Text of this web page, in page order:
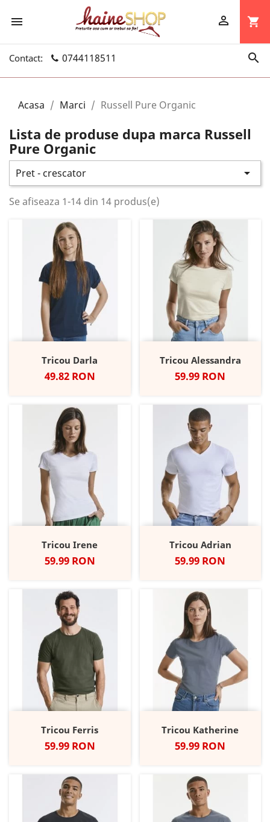
 shopping_cart

Contact: 0744118511 
Acasa Marci Russell Pure Organic
Lista de produse dupa marca Russell
Pure Organic
Pret - crescator 
Se afiseaza 1-14 din 14 produs(e)
Tricou Darla
Pret
49.82 RON
Tricou Alessandra
Pret
59.99 RON
Tricou Irene
Pret
59.99 RON
Tricou Adrian
Pret
59.99 RON
Tricou Ferris
Pret
59.99 RON
Tricou Katherine
Pret
59.99 RON